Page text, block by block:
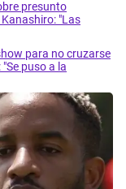
presunto
"Las
para no cruzarse
puso a la